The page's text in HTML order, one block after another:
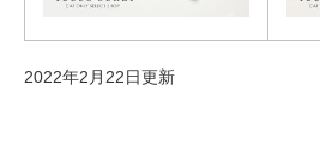
2022年2月22日更新